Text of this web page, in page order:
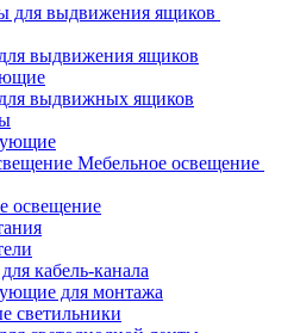
для выдвижения ящиков
выдвижения ящиков
выдвижных ящиков
Мебельное освещение
освещение
кабель-канала
для монтажа
светильники